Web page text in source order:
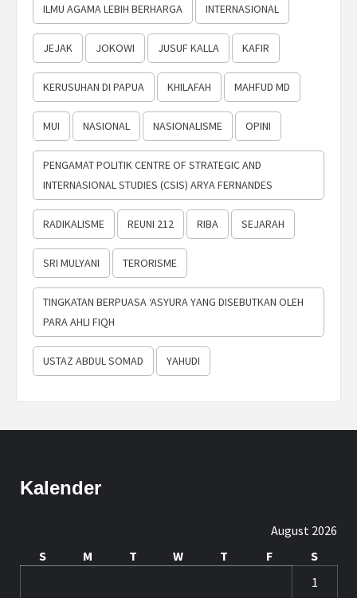
ILMU AGAMA LEBIH BERHARGA INTERNASIONAL
JEJAK JOKOWI JUSUF KALLA KAFIR
KERUSUHAN DI PAPUA KHILAFAH MAHFUD MD
MUI NASIONAL NASIONALISME OPINI
PENGAMAT POLITIK CENTRE OF STRATEGIC AND
INTERNASIONAL STUDIES (CSIS) ARYA FERNANDES
RADIKALISME REUNI 212 RIBA SEJARAH
SRI MULYANI TERORISME
TINGKATAN BERPUASA ‘ASYURA YANG DISEBUTKAN OLEH
PARA AHLI FIQH
USTAZ ABDUL SOMAD YAHUDI
Kalender
August 2026
S
M T W T F
S
1